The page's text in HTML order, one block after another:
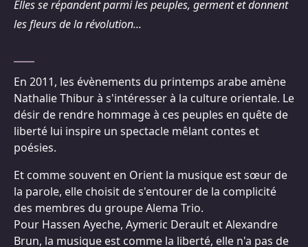
Elles se répandent parmi les peuples, germent et donnent
les fleurs de la révolution...
En 2011, les évènements du printemps arabe amène
Nathalie Thibur à s'intéresser à la culture orientale. Le
désir de rendre hommage à ces peuples en quête de
liberté lui inspire un spectacle mêlant contes et
poésies.
Et comme souvent en Orient la musique est sœur de
la parole, elle choisit de s'entourer de la complicité
des membres du groupe Alema Trio.
Pour Hassen Ayeche, Aymeric Derault et Alexandre
Brun, la musique est comme la liberté, elle n'a pas de